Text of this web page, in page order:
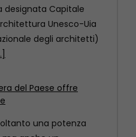
una potenza
anche un
di consumo.[...]
mila euro
– Venti centri
Maggiore, di